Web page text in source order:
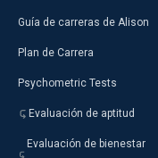
Guía de carreras de Alison
Plan de Carrera
Psychometric Tests
Evaluación de aptitud
Evaluación de bienestar